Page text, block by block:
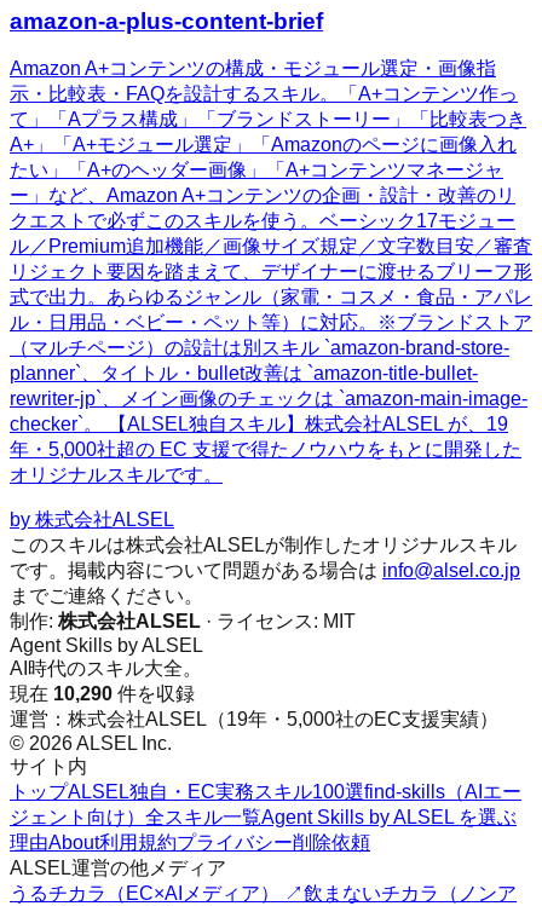
amazon-a-plus-content-brief
Amazon A+コンテンツの構成・モジュール選定・画像指
示・比較表・FAQを設計するスキル。「A+コンテンツ作っ
て」「Aプラス構成」「ブランドストーリー」「比較表つき
A+」「A+モジュール選定」「Amazonのページに画像入れ
たい」「A+のヘッダー画像」「A+コンテンツマネージャ
ー」など、Amazon A+コンテンツの企画・設計・改善のリ
クエストで必ずこのスキルを使う。ベーシック17モジュー
ル／Premium追加機能／画像サイズ規定／文字数目安／審査
リジェクト要因を踏まえて、デザイナーに渡せるブリーフ形
式で出力。あらゆるジャンル（家電・コスメ・食品・アパレ
ル・日用品・ベビー・ペット等）に対応。※ブランドストア
（マルチページ）の設計は別スキル `amazon-brand-store-
planner`、タイトル・bullet改善は `amazon-title-bullet-
rewriter-jp`、メイン画像のチェックは `amazon-main-image-
checker`。 【ALSEL独自スキル】株式会社ALSEL が、19
年・5,000社超の EC 支援で得たノウハウをもとに開発した
オリジナルスキルです。
by 株式会社ALSEL
このスキルは株式会社ALSELが制作したオリジナルスキル
です。掲載内容について問題がある場合は info@alsel.co.jp
までご連絡ください。
制作: 株式会社ALSEL · ライセンス: MIT
Agent Skills by ALSEL
AI時代のスキル大全。
現在 10,290 件を収録
運営：株式会社ALSEL（19年・5,000社のEC支援実績）
© 2026 ALSEL Inc.
サイト内
トップALSEL独自・EC実務スキル100選find-skills（AIエー
ジェント向け） 全スキル一覧Agent Skills by ALSEL を選ぶ
理由About利用規約プライバシー削除依頼
ALSEL運営の他メディア
うるチカラ（EC×AIメディア） ↗飲まないチカラ（ノンア